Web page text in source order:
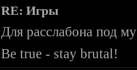
RE: Игры
Для расслабона под
Be true - stay brutal!